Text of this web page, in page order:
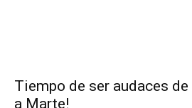
Tiempo de ser audaces de
a Marte!